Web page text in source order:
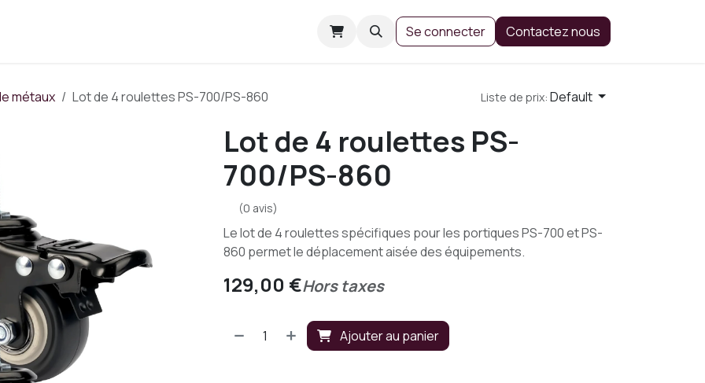
Se connecter Contactez nous
métaux Lot de 4 roulettes PS-700/PS-860 Liste de prix: Default
Lot de 4 roulettes PS-
700/PS-860
(0 avis)
Le lot de 4 roulettes spécifiques pour les portiques PS-700 et PS-
860 permet le déplacement aisée des équipements.
129,00 €Hors taxes
Ajouter au panier